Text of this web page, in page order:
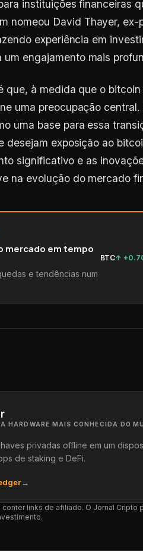
instituições financeiras
nomeou David Thayer,
experiência em
um engajamento mais
que, à medida que o
uma preocupação
uma base para essa
desejam exposição ao
significativo e as
na evolução do mercado
mercado em tempo
e tendências num
BTC↑
HARDWARE MAIS CONHECIDA DO
privadas offline em um
de staking e DeFi.
→
links de afiliado. O Jornal